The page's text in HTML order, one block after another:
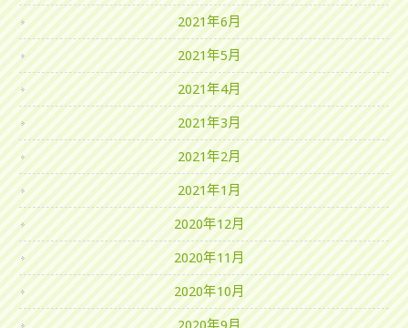
2021年6月
2021年5月
2021年4月
2021年3月
2021年2月
2021年1月
2020年12月
2020年11月
2020年10月